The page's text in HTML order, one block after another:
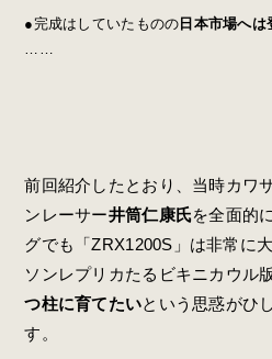
●完成はしていたものの日本市場へは
前回紹介したとおり、当時カワ
ンレーサー井筒仁康氏を全面的
グでも「ZRX1200S」は非常に
ソンレプリカたるビキニカウル
つ柱に育てたいという思惑がひ
す。